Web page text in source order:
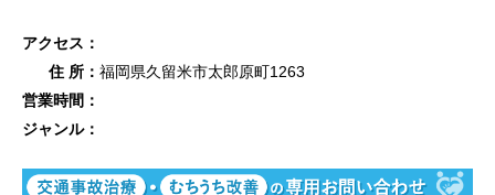
アクセス：
住 所： 福岡県久留米市太郎原町1263
営業時間：
ジャンル：